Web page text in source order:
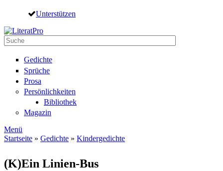
Direkt zum Inhalt
Unterstützen
Suche
Gedichte
Sprüche
Prosa
Persönlichkeiten
Bibliothek
Magazin
Menü
Startseite » Gedichte » Kindergedichte
(K)Ein Linien-Bus